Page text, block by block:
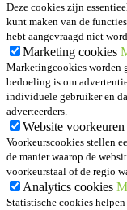
Deze cookies zijn
kunt maken van de
hebt aangevraagd niet
Marketing cookies
Marketingcookies worden
bedoeling is om
individuele gebruiker en
adverteerders.
Website
Voorkeurscookies stellen
de manier waarop de
voorkeurstaal of de regio
Analytics cookies
Statistische cookies